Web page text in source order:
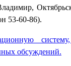
53-60-86).
обсуждений.